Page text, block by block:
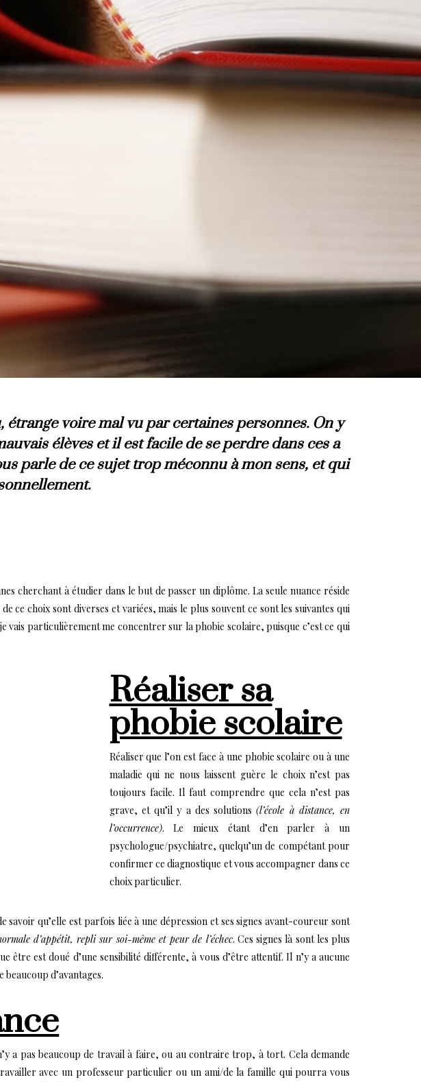
voire mal vu par certaines personnes. On y
élèves et il est facile de se perdre dans ces a
parle de ce sujet trop méconnu à mon sens, et qui
cherchant à étudier dans le but de passer un diplôme. La seule nuance réside
ce choix sont diverses et variées, mais le plus souvent ce sont les suivantes qui
vais particulièrement me concentrer sur la phobie scolaire, puisque c’est ce qui
Réaliser sa
phobie scolaire
Réaliser que l’on est face à une phobie scolaire ou à une
maladie qui ne nous laissent guère le choix n’est pas
toujours facile. Il faut comprendre que cela n’est pas
grave, et qu’il y a des solutions(l’école à distance, en
l’occurrence). Le mieux étant d’en parler à un
psychologue/psychiatre, quelqu’un de compétant pour
confirmer ce diagnostique et vous accompagner dans ce
choix particulier.
qu’elle est parfois liée à une dépression et ses signes avant-coureur sont
d’appétit, repli sur soi-même et peur de l’échec. Ces signes là sont les plus
être est doué d’une sensibilité différente, à vous d’être attentif. Il n’y a aucune
d’avantages.
a pas beaucoup de travail à faire, ou au contraire trop, à tort. Cela demande
avec un professeur particulier ou un ami/de la famille qui pourra vous